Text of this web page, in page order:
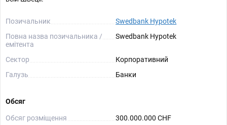
Позичальник
Swedbank Hypotek
Повна назва позичальника /
емітента
Swedbank Hypotek
Сектор
Корпоративний
Галузь
Банки
Обсяг
Обсяг розміщення 300.000.000 CHF